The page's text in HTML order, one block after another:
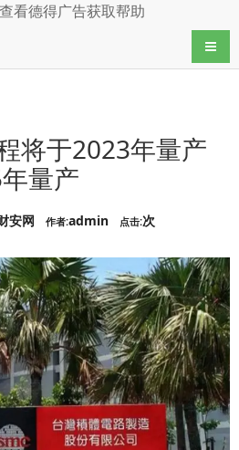
看德得广告获取帮助
导航
将于2023年量产
量产
安网 作者:admin 点击:次